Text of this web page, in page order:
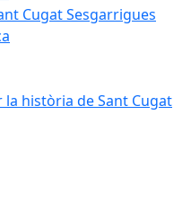
Cugat Sesgarrigues
la història de Sant Cugat